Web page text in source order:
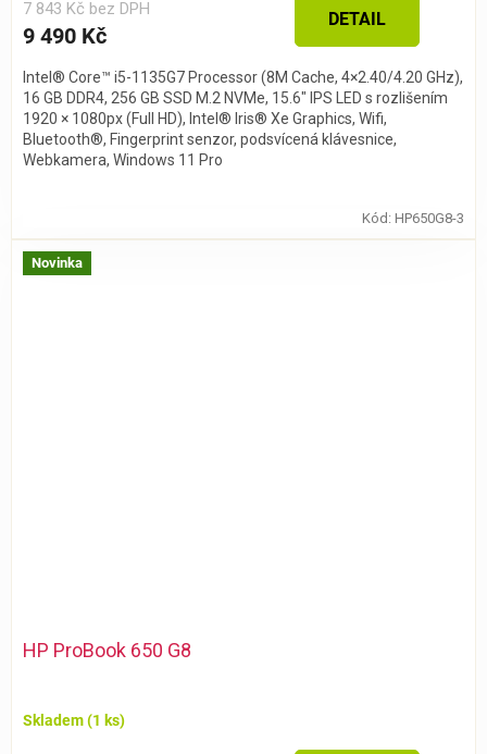
7 843 Kč bez DPH
9 490 Kč
DETAIL
Intel® Core™ i5-1135G7 Processor (8M Cache, 4×2.40/4.20 GHz),
16 GB DDR4, 256 GB SSD M.2 NVMe, 15.6″ IPS LED s rozlišením
1920 × 1080px (Full HD), Intel® Iris® Xe Graphics, Wifi,
Bluetooth®, Fingerprint senzor, podsvícená klávesnice,
Webkamera, Windows 11 Pro
Kód: HP650G8-3
Novinka
HP ProBook 650 G8
Skladem(1 ks)